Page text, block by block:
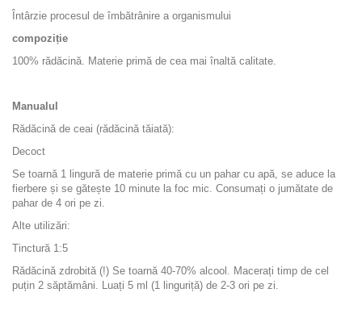
Întârzie procesul de îmbătrânire a organismului
compoziție
100% rădăcină. Materie primă de cea mai înaltă calitate.
Manualul
Rădăcină de ceai (rădăcină tăiată):
Decoct
Se toarnă 1 lingură de materie primă cu un pahar cu apă, se aduce la
fierbere și se gătește 10 minute la foc mic. Consumați o jumătate de
pahar de 4 ori pe zi.
Alte utilizări:
Tinctură 1:5
Rădăcină zdrobită (!) Se toarnă 40-70% alcool. Macerați timp de cel
puțin 2 săptămâni. Luați 5 ml (1 linguriță) de 2-3 ori pe zi.